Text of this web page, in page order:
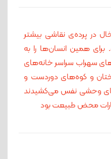
در پرده‌ی نقاشی بیشتر
همین انسان‌ها را به
سهراب سراسر خانه‌های
و کوه‌های دوردست و
وحشی نفس می‌کشیدند
محض طبیعت بود